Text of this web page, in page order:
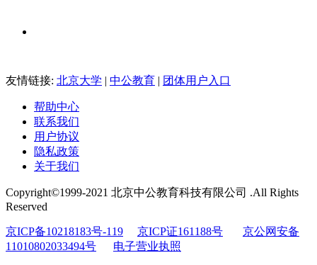
友情链接: 北京大学 | 中公教育 | 团体用户入口
帮助中心
联系我们
用户协议
隐私政策
关于我们
Copyright©1999-2021 北京中公教育科技有限公司 .All Rights
Reserved
京ICP备10218183号-119 京ICP证161188号
京公网安备
11010802033494号
电子营业执照